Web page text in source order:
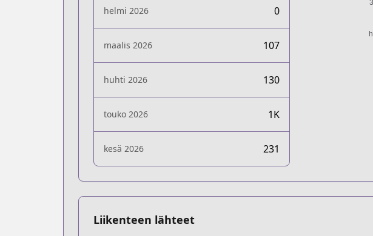
helmi 2026 0
maalis 2026 107
huhti 2026 130
touko 2026 1K
kesä 2026 231
Liikenteen lähteet